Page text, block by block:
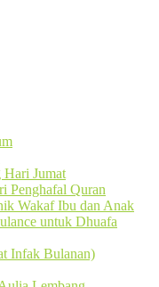
Hari Jumat
Penghafal Quran
Wakaf Ibu dan Anak
untuk Dhuafa
Infak Bulanan)